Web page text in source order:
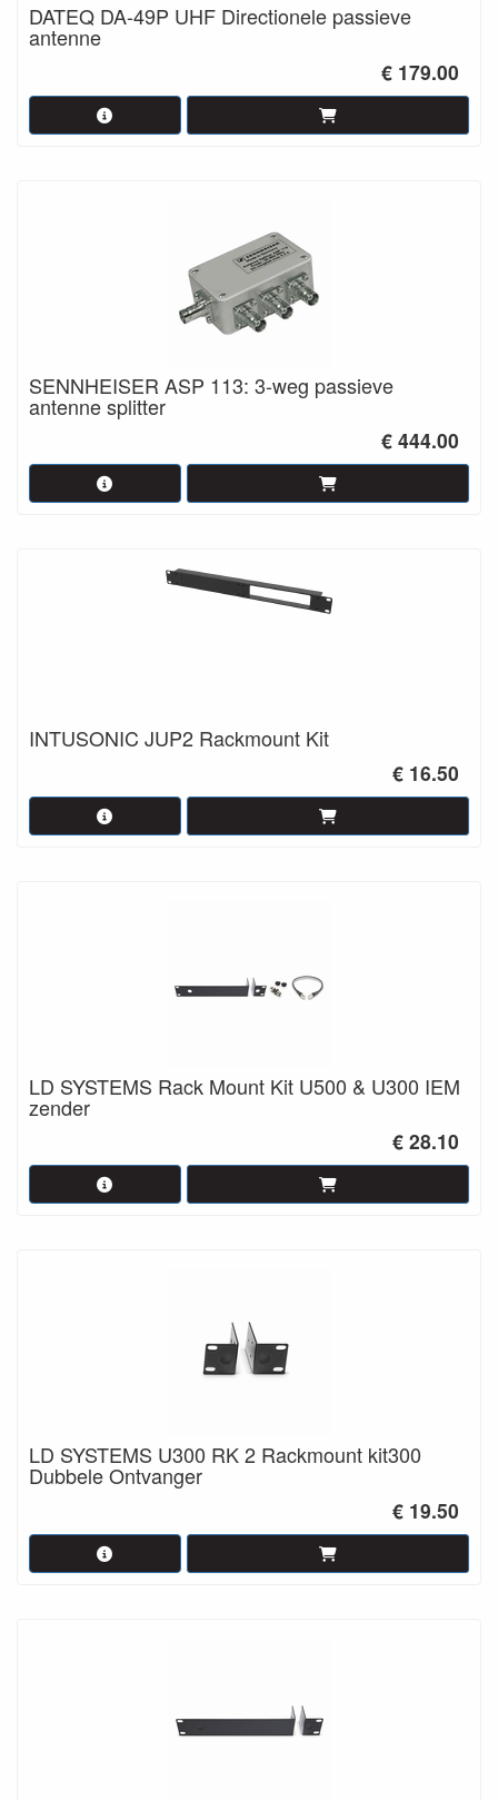
DATEQ DA-49P UHF Directionele passieve
antenne
€ 179.00
SENNHEISER ASP 113: 3-weg passieve
antenne splitter
€ 444.00
INTUSONIC JUP2 Rackmount Kit
€ 16.50
LD SYSTEMS Rack Mount Kit U500 & U300 IEM
zender
€ 28.10
LD SYSTEMS U300 RK 2 Rackmount kit300
Dubbele Ontvanger
€ 19.50